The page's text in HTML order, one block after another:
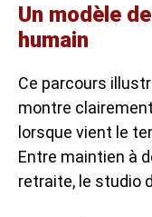
Un modèle
humain
Ce parcours
montre
lorsque vient le
Entre maintien à
retraite, le studio